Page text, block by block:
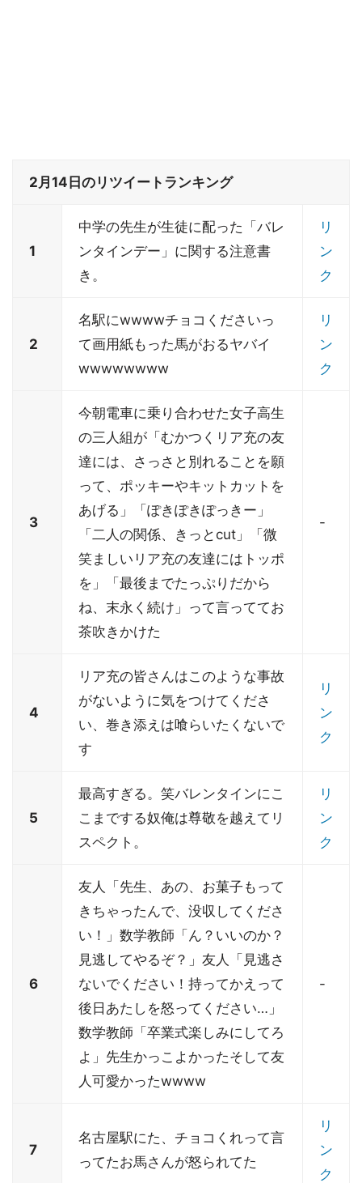
2月14日のリツイートランキング
1
中学の先生が生徒に配った「バレ
ンタインデー」に関する注意書
き。
リ
ン
ク
2
名駅にwwwwチョコくださいっ
て画用紙もった馬がおるヤバイ
wwwwwwww
リ
ン
ク
3
今朝電車に乗り合わせた女子高生
の三人組が「むかつくリア充の友
達には、さっさと別れることを願
って、ポッキーやキットカットを
あげる」「ぽきぽきぽっきー」
「二人の関係、きっとcut」「微
笑ましいリア充の友達にはトッポ
を」「最後までたっぷりだから
ね、末永く続け」って言っててお
茶吹きかけた
-
4
リア充の皆さんはこのような事故
がないように気をつけてくださ
い、巻き添えは喰らいたくないで
す
リ
ン
ク
5
最高すぎる。笑バレンタインにこ
こまでする奴俺は尊敬を越えてリ
スペクト。
リ
ン
ク
6
友人「先生、あの、お菓子もって
きちゃったんで、没収してくださ
い！」数学教師「ん？いいのか？
見逃してやるぞ？」友人「見逃さ
ないでください！持ってかえって
後日あたしを怒ってください…」
数学教師「卒業式楽しみにしてろ
よ」先生かっこよかったそして友
人可愛かったwwww
-
7
名古屋駅にた、チョコくれって言
ってたお馬さんが怒られてた
リ
ン
ク